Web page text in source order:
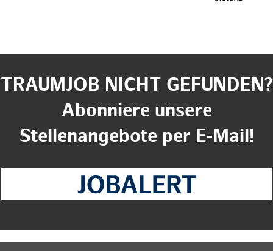
TRAUMJOB NICHT GEFUNDEN?
Abonniere unsere
Stellenangebote per E-Mail!